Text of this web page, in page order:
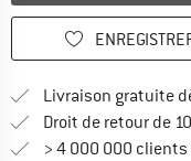
Livraison gratuite
Droit de retour de
> 4 000 000